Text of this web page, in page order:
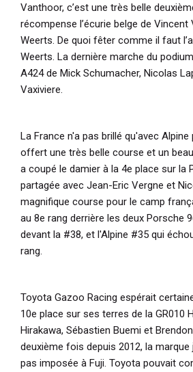
Vanthoor, c’est une très belle
récompense l’écurie belge de Vincent
Weerts. De quoi fêter comme il faut
Weerts. La dernière marche du
A424 de Mick Schumacher, Nicolas
Vaxiviere.
La France n'a pas brillé qu'avec
offert une très belle course et un
a coupé le damier à la 4e place sur la
partagée avec Jean-Eric Vergne et
magnifique course pour le camp
au 8e rang derrière les deux Porsche
devant la #38, et l'Alpine #35 qui
rang.
Toyota Gazoo Racing espérait
10e place sur ses terres de la GR010
Hirakawa, Sébastien Buemi et
deuxième fois depuis 2012, la
pas imposée à Fuji. Toyota pouvait